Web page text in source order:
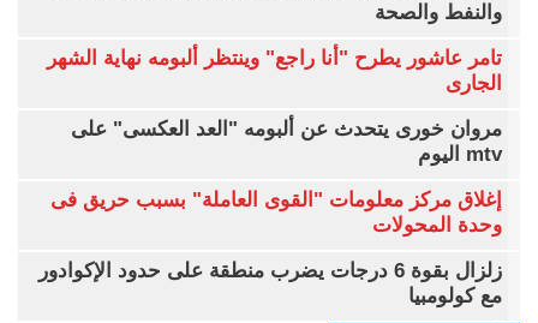
والنفط والصحة
تامر عاشور يطرح "أنا راجع" وينتظر ألبومه نهاية الشهر
الجارى
مروان خورى يتحدث عن ألبومه "العد العكسى" على
mtv اليوم
إغلاق مركز معلومات "القوى العاملة" بسبب حريق فى
وحدة المحولات
زلزال بقوة 6 درجات يضرب منطقة على حدود الإكوادور
مع كولومبيا